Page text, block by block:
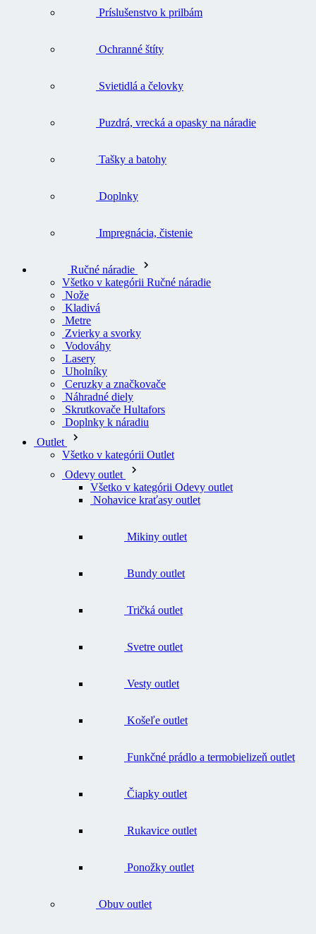
Príslušenstvo k prilbám
Ochranné štíty
Svietidlá a čelovky
Puzdrá, vrecká a opasky na náradie
Tašky a batohy
Doplnky
Impregnácia, čistenie
Ručné náradie
Všetko v kategórii Ručné náradie
Nože
Kladivá
Metre
Zvierky a svorky
Vodováhy
Lasery
Uholníky
Ceruzky a značkovače
Náhradné diely
Skrutkovače Hultafors
Doplnky k náradiu
Outlet
Všetko v kategórii Outlet
Odevy outlet
Všetko v kategórii Odevy outlet
Nohavice kraťasy outlet